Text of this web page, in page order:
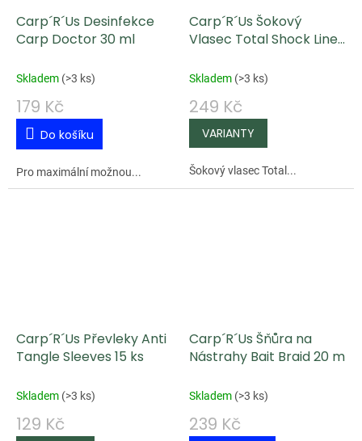
Carp´R´Us Desinfekce
Carp Doctor 30 ml
Skladem (>3 ks)
179 Kč
Do košíku
Pro maximální možnou...
Carp´R´Us Šokový
Vlasec Total Shock Line
Skladem (>3 ks)
249 Kč
Šokový vlasec Total...
Carp´R´Us Převleky Anti
Tangle Sleeves 15 ks
Skladem (>3 ks)
129 Kč
Carp´R´Us Šňůra na
Nástrahy Bait Braid 20 m
Skladem (>3 ks)
239 Kč